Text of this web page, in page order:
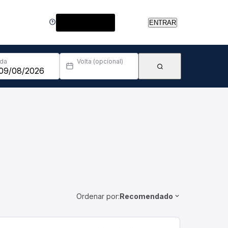
ENTRAR
Volta (opcional)
Ordenar por:Recomendado